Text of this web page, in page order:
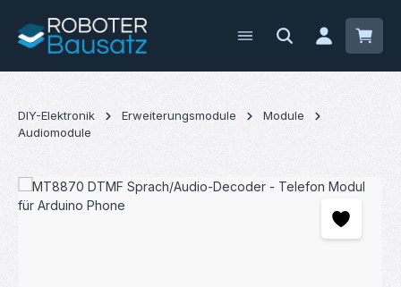
Zum Hauptinhalt springen
DIY-Elektronik Erweiterungsmodule
Module
Audiomodule
Bildergalerie überspringen